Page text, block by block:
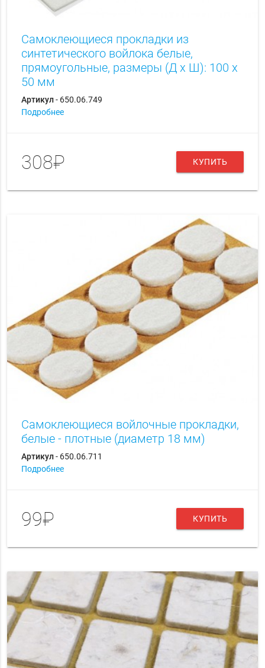
Самоклеющиеся прокладки из
синтетического войлока белые,
прямоугольные, размеры (Д х Ш): 100 х
50 мм
Артикул- 650.06.749
Подробнее
308₽ КУПИТЬ
Самоклеющиеся войлочные прокладки,
белые - плотные (диаметр 18 мм)
Артикул- 650.06.711
Подробнее
99₽ КУПИТЬ